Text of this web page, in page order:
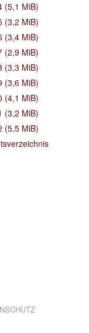
(5,1 MiB)
(3,2 MiB)
(3,4 MiB)
(2,9 MiB)
(3,3 MiB)
(3,6 MiB)
(4,1 MiB)
(3,2 MiB)
(5,5 MiB)